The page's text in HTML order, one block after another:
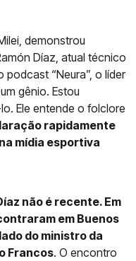
demonstrou
Díaz, atual técnico
podcast “Neura”, o líder
gênio. Estou
Ele entende o folclore
rapidamente
mídia esportiva
não é recente. Em
em Buenos
do ministro da
Francos. O encontro